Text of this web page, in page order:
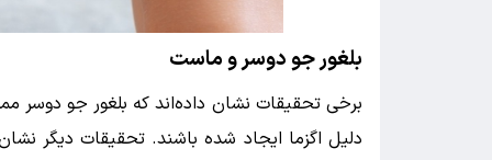
بلغور جو دوسر و ماست
برخی تحقیقات نشان داده‌اند که بلغور جو دوسر
دلیل اگزما ایجاد شده باشند. تحقیقات دیگر